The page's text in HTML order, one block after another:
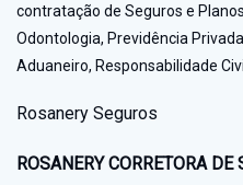
contratação de Seguros e
Odontologia, Previdência
Aduaneiro, Responsabilidade
Rosanery Seguros
ROSANERY CORRETORA